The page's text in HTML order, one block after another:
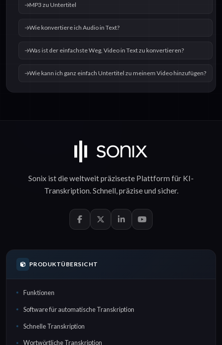
MP3 zu Untertitel
Wie konvertiere ich Audio in Text?
Was ist der einfachste Weg, Video in Text zu konvertieren?
Wie kann ich ganz einfach Untertitel zu meinem Video hinzufügen?
Sonix ist die weltweit präziseste Plattform für KI-
Transkription Schnell präziseund sicher.
PRODUKTÜBERSICHT
Funktionen
Software für automatische Transkription
Schnelle Transkription
Wortwörtliche Transkription